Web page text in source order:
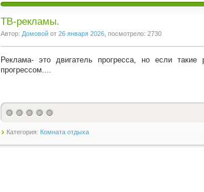
ТВ-рекламы.
Автор: Домовой от 26 января 2026 , посмотрело: 2730
Реклама- это двигатель прогресса, но если
прогрессом....
Категория: Комната отдыха